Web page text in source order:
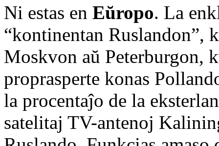
Ni estas en Eŭropo. La
“kontinentan
Moskvon aŭ Peterburgon,
proprasperte konas
la procentaĵo de la
satelitaj TV-antenoj